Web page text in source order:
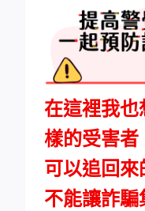
在這裡我
樣的受害者
可以追回來
不能讓詐